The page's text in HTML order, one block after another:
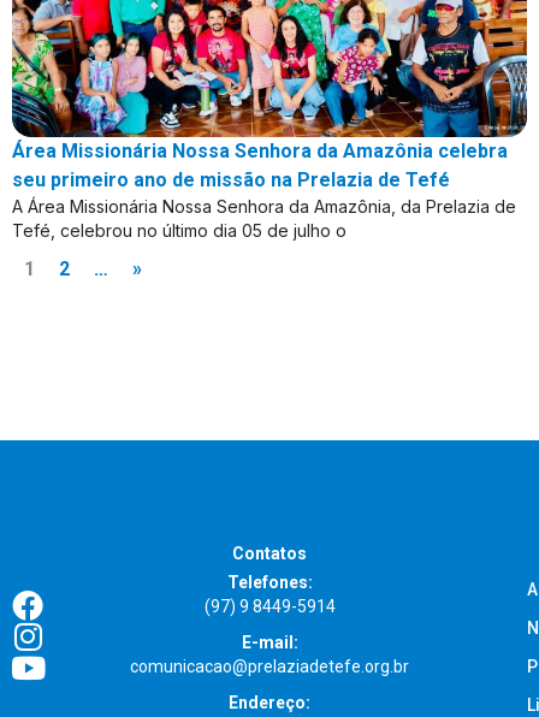
Área Missionária Nossa Senhora da Amazônia celebra
seu primeiro ano de missão na Prelazia de Tefé
A Área Missionária Nossa Senhora da Amazônia, da Prelazia de
Tefé, celebrou no último dia 05 de julho o
1 2 … »
Contatos
Telefones:
(97) 9 8449-5914
E-mail:
comunicacao@prelaziadetefe.org.br
Endereço: